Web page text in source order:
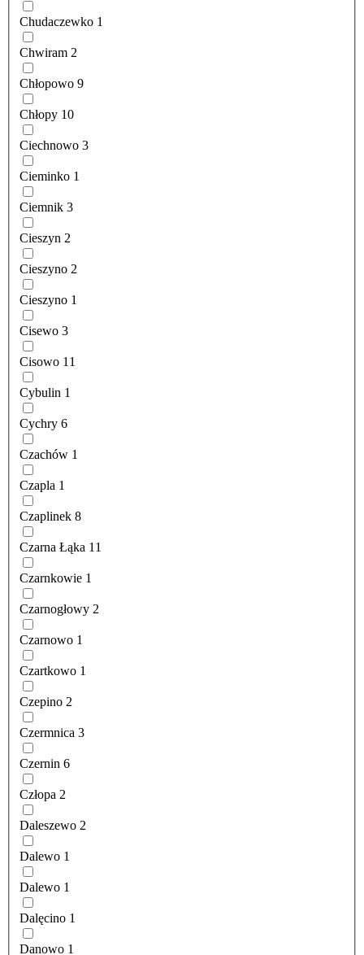
Chudaczewko 1
Chwiram 2
Chłopowo 9
Chłopy 10
Ciechnowo 3
Cieminko 1
Ciemnik 3
Cieszyn 2
Cieszyno 2
Cieszyno 1
Cisewo 3
Cisowo 11
Cybulin 1
Cychry 6
Czachów 1
Czapla 1
Czaplinek 8
Czarna Łąka 11
Czarnkowie 1
Czarnogłowy 2
Czarnowo 1
Czartkowo 1
Czepino 2
Czermnica 3
Czernin 6
Człopa 2
Daleszewo 2
Dalewo 1
Dalewo 1
Dalęcino 1
Danowo 1